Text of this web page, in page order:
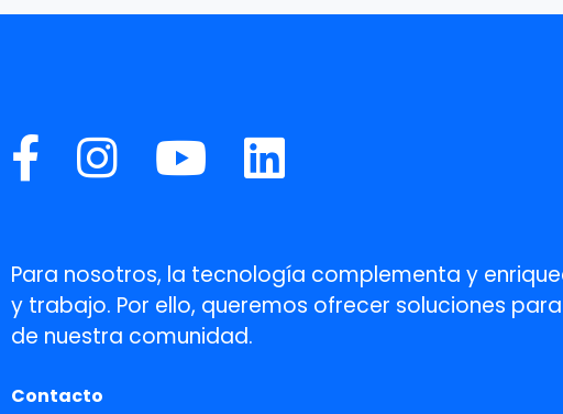
Para nosotros, la tecnología complementa y
y trabajo. Por ello, queremos ofrecer soluciones
de nuestra comunidad.
Contacto